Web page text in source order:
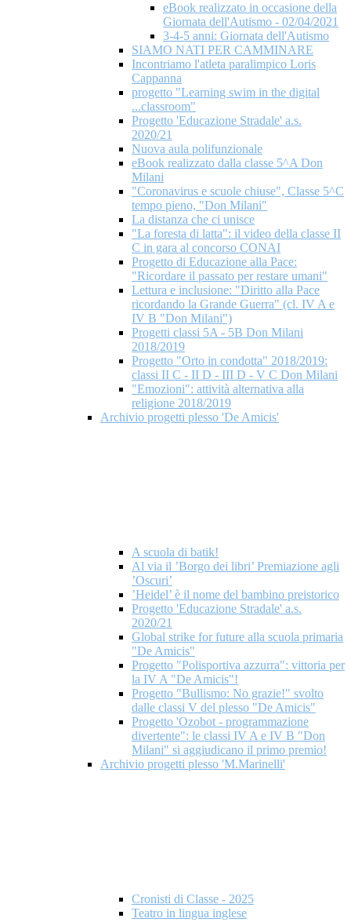
eBook realizzato in occasione della
Giornata dell'Autismo - 02/04/2021
3-4-5 anni: Giornata dell'Autismo
SIAMO NATI PER CAMMINARE
Incontriamo l'atleta paralimpico Loris
Cappanna
progetto "Learning swim in the digital
...classroom"
Progetto 'Educazione Stradale' a.s.
2020/21
Nuova aula polifunzionale
eBook realizzato dalla classe 5^A Don
Milani
"Coronavirus e scuole chiuse", Classe 5^C
tempo pieno, "Don Milani"
La distanza che ci unisce
"La foresta di latta": il video della classe II
C in gara al concorso CONAI
Progetto di Educazione alla Pace:
"Ricordare il passato per restare umani"
Lettura e inclusione: "Diritto alla Pace
ricordando la Grande Guerra" (cl. IV A e
IV B "Don Milani")
Progetti classi 5A - 5B Don Milani
2018/2019
Progetto "Orto in condotta" 2018/2019:
classi II C - II D - III D - V C Don Milani
"Emozioni": attività alternativa alla
religione 2018/2019
Archivio progetti plesso 'De Amicis'
A scuola di batik!
Al via il ’Borgo dei libri’ Premiazione agli
’Oscuri’
’Heidel’ è il nome del bambino preistorico
Progetto 'Educazione Stradale' a.s.
2020/21
Global strike for future alla scuola primaria
"De Amicis"
Progetto "Polisportiva azzurra": vittoria per
la IV A "De Amicis"!
Progetto "Bullismo: No grazie!" svolto
dalle classi V del plesso "De Amicis"
Progetto 'Ozobot - programmazione
divertente": le classi IV A e IV B "Don
Milani" si aggiudicano il primo premio!
Archivio progetti plesso 'M.Marinelli'
Cronisti di Classe - 2025
Teatro in lingua inglese